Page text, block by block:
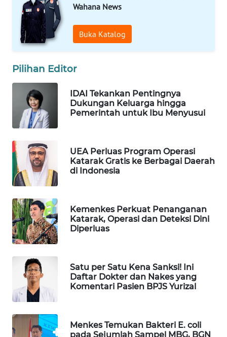
Wahana News
Buka Katalog
Pilihan Editor
IDAI Tekankan Pentingnya
Dukungan Keluarga hingga
Pemerintah untuk Ibu Menyusui
UEA Perluas Program Operasi
Katarak Gratis ke Berbagai Daerah
di Indonesia
Kemenkes Perkuat Penanganan
Katarak, Operasi dan Deteksi Dini
Diperluas
Satu per Satu Kena Sanksi! Ini
Daftar Dokter dan Nakes yang
Komentari Pasien BPJS Yurizal
Menkes Temukan Bakteri E. coli
pada Sejumlah Sampel MBG, BGN
WAHANANEWS
ID
WAHANANEWS
WAHANANEWS
NET
WAHANA
WAHANA
UMKM
WAHANA
SELEB
WAHANA
PERSONA
WAHANA
OTOMOTIF
HEALTH